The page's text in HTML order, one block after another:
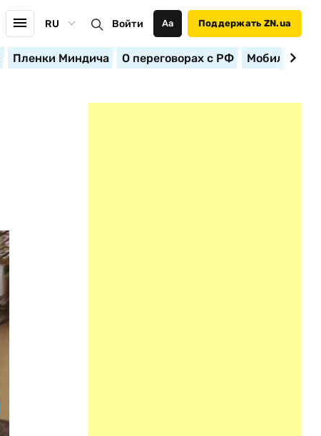
RU Войти Аа Поддержать ZN.ua
Пленки Миндича О переговорах с РФ